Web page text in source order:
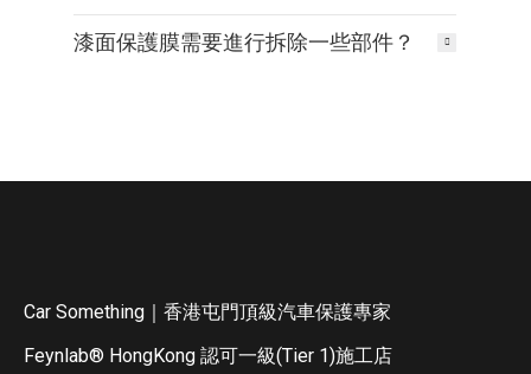
漆面保護膜需要進行拆除一些部件？
Car Something｜香港屯門頂級汽車保護專家
Feynlab®️ HongKong 認可一級(Tier 1)施工店